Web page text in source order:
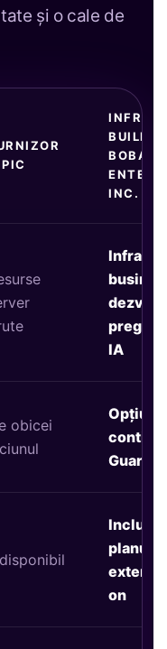
și o cale de
BUILDER
INC.
IA
obicei
Opțiuni
Inclus
on